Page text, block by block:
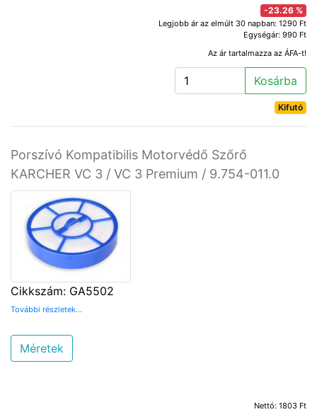
-23.26 %
Legjobb ár az elmúlt 30 napban: 1290 Ft
Egységár: 990 Ft
Az ár tartalmazza az ÁFA-t!
Kosárba
Kifutó
Porszívó Kompatibilis Motorvédő Szőrő
KARCHER VC 3 / VC 3 Premium / 9.754-011.0
Cikkszám: GA5502
További részletek...
Méretek
Nettó: 1803 Ft